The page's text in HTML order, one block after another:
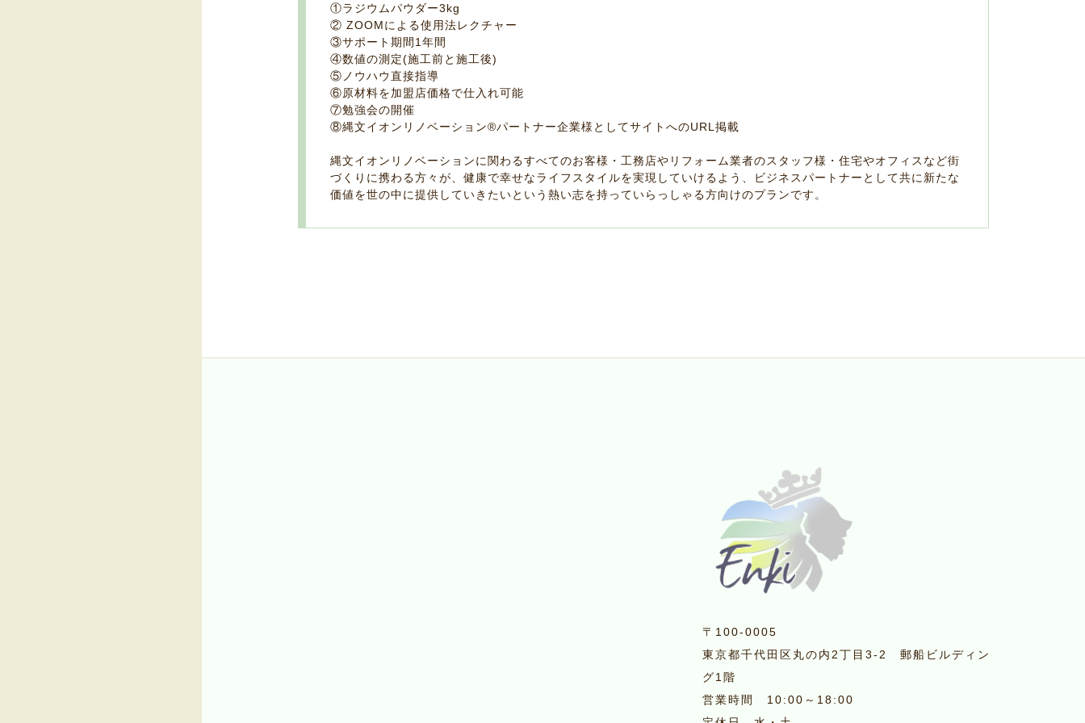
①ラジウムパウダー3kg
② ZOOMによる使用法レクチャー
③サポート期間1年間
④数値の測定(施工前と施工後)
⑤ノウハウ直接指導
⑥原材料を加盟店価格で仕入れ可能
⑦勉強会の開催
⑧縄文イオンリノベーション®パートナー企業様としてサイトへのURL掲載
縄文イオンリノベーションに関わるすべてのお客様・工務店やリフォーム業者のスタッフ様・住宅やオフィスなど街
づくりに携わる方々が、健康で幸せなライフスタイルを実現していけるよう、ビジネスパートナーとして共に新たな
価値を世の中に提供していきたいという熱い志を持っていらっしゃる方向けのプランです。
〒100-0005
東京都千代田区丸の内2丁目3-2 郵船ビルディン
グ1階
営業時間 10:00～18:00